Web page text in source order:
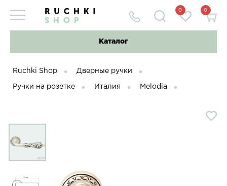
0 0
Каталог
Ruchki Shop Дверные ручки
Ручки на розетке Италия Melodia